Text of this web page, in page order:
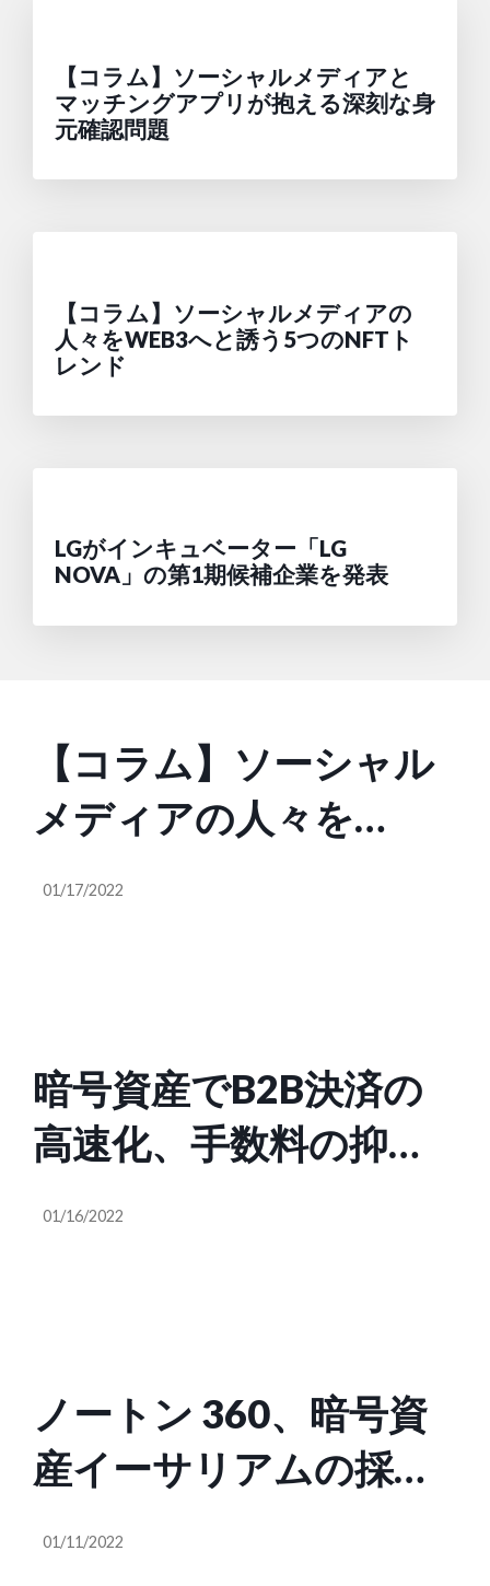
【コラム】ソーシャルメディアと
マッチングアプリが抱える深刻な身
元確認問題
【コラム】ソーシャルメディアの
人々をWEB3へと誘う5つのNFTト
レンド
LGがインキュベーター「LG
NOVA」の第1期候補企業を発表
【コラム】ソーシャル
メディアの人々を
Web3へと誘う5つの
01/17/2022
暗号資産でB2B決済の
高速化、手数料の抑制
も目指すPaysailが4.4億
01/16/2022
ノートン 360、暗号資
産イーサリアムの採掘
機能を強制インストー
01/11/2022